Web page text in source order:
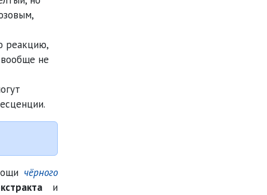
реакцию,
не
чёрного
и